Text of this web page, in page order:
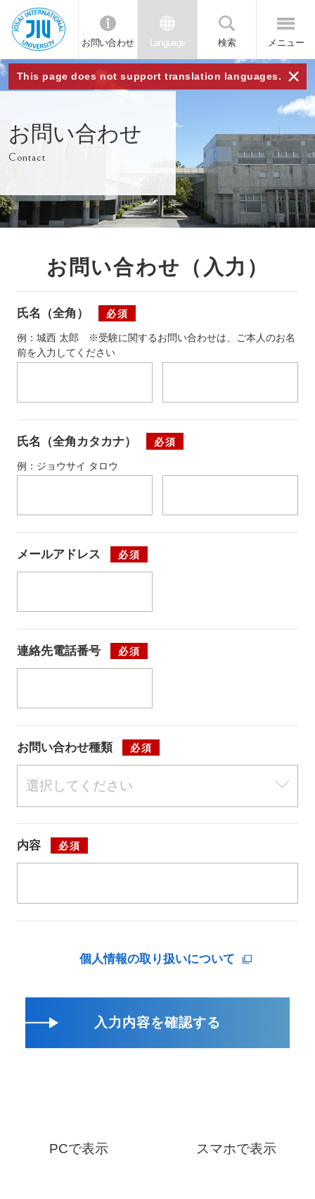
JIU
国際
大学
お問い合わせ Language 検索 メニュー
This page does not support translation languages. ×
お問い合わせ
Contact
お問い合わせ（入力）
氏名（全角） 必須
例：城西 太郎 ※受験に関するお問い合わせは、ご本人のお名
前を入力してください
氏名（全角カタカナ） 必須
例：ジョウサイ タロウ
メールアドレス 必須
連絡先電話番号 必須
お問い合わせ種類 必須
内容 必須
個人情報の取り扱いについて
入力内容を確認する
PCで表示 スマホで表示